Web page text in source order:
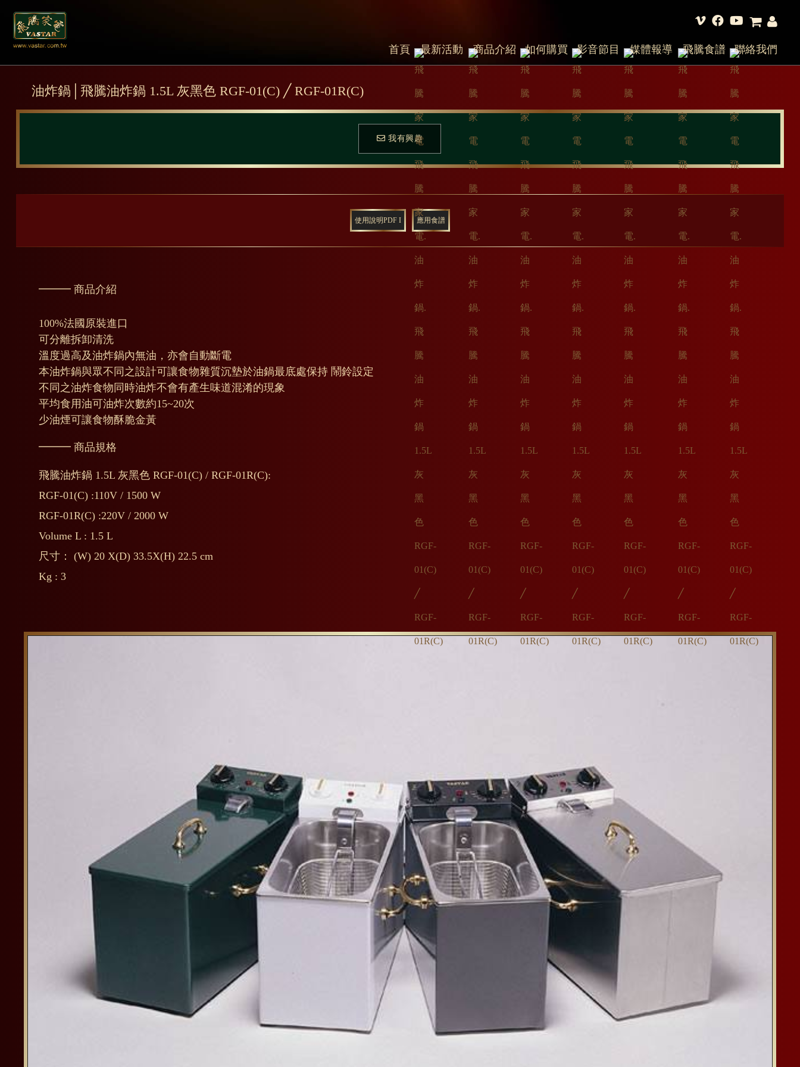
首頁 最新活動 商品介紹 如何購買 影音節目 媒體報導 飛騰食譜 聯絡我們
油炸鍋│飛騰油炸鍋 1.5L 灰黑色 RGF-01(C) ╱ RGF-01R(C)
我有興趣
使用說明PDF I 應用食譜
━━━ 商品介紹
100%法國原裝進口
可分離拆卸清洗
溫度過高及油炸鍋內無油，亦會自動斷電
本油炸鍋與眾不同之設計可讓食物雜質沉墊於油鍋最底處保持 鬧鈴設定
不同之油炸食物同時油炸不會有產生味道混淆的現象
平均食用油可油炸次數約15~20次
少油煙可讓食物酥脆金黃
━━━ 商品規格
飛騰油炸鍋 1.5L 灰黑色 RGF-01(C) / RGF-01R(C):
RGF-01(C) :110V / 1500 W
RGF-01R(C) :220V / 2000 W
Volume L : 1.5 L
尺寸： (W) 20 X(D) 33.5X(H) 22.5 cm
Kg : 3